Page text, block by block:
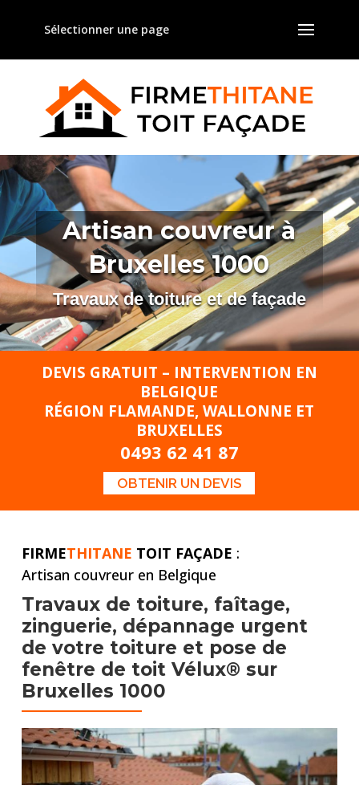
Sélectionner une page
Artisan couvreur à
Bruxelles 1000
Travaux de toiture et de façade
DEVIS GRATUIT – INTERVENTION EN
BELGIQUE
RÉGION FLAMANDE, WALLONNE ET
BRUXELLES
0493 62 41 87
OBTENIR UN DEVIS
FIRMETHITANE TOIT FAÇADE :
Artisan couvreur en Belgique
Travaux de toiture, faîtage,
zinguerie, dépannage urgent
de votre toiture et pose de
fenêtre de toit Vélux® sur
Bruxelles 1000